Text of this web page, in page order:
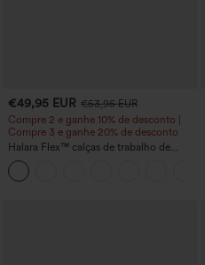
€49,95 EUR €53,95 EUR
Compre 2 e ganhe 10% de desconto |
Compre 3 e ganhe 20% de desconto
Halara Flex™ calças de trabalho de
cintura alta, lisas, com bolsos e corte
afunilado